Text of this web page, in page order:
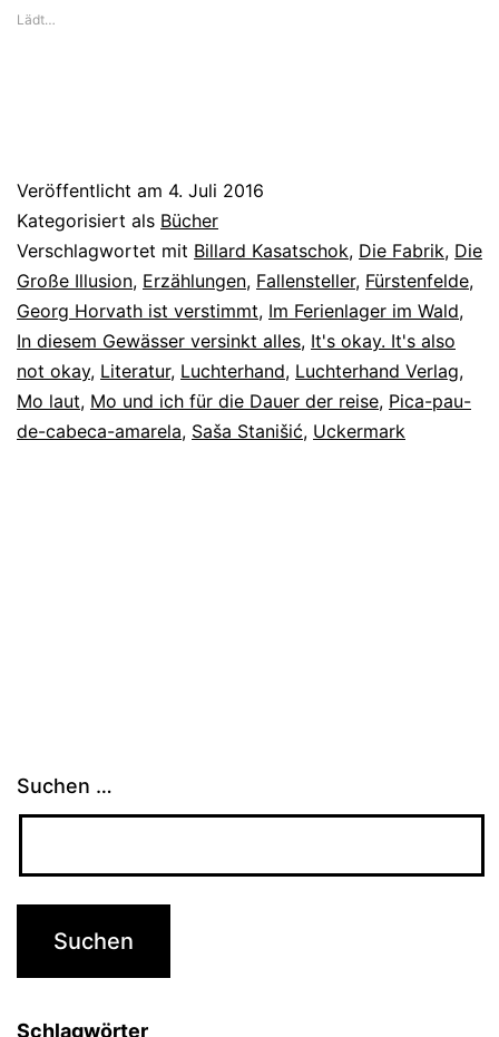
Lädt…
Veröffentlicht am 4. Juli 2016
Kategorisiert als Bücher
Verschlagwortet mit Billard Kasatschok, Die Fabrik, Die
Große Illusion, Erzählungen, Fallensteller, Fürstenfelde,
Georg Horvath ist verstimmt, Im Ferienlager im Wald,
In diesem Gewässer versinkt alles, It's okay. It's also
not okay, Literatur, Luchterhand, Luchterhand Verlag,
Mo laut, Mo und ich für die Dauer der reise, Pica-pau-
de-cabeca-amarela, Saša Stanišić, Uckermark
Suchen …
Schlagwörter